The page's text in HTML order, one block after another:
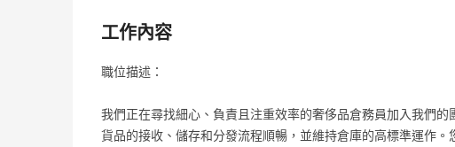
工作內容
職位描述：
我們正在尋找細心、負責且注重效率的奢侈品倉務員加入我們
貨品的接收、儲存和分發流程順暢，並維持倉庫的高標準運作